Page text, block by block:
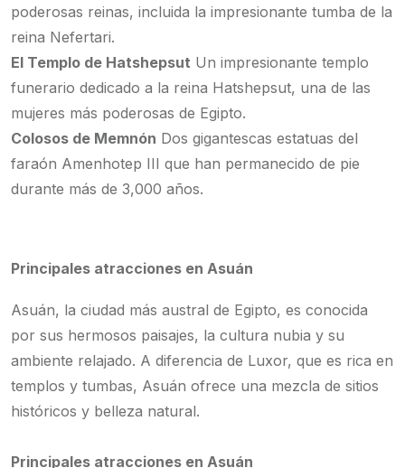
poderosas reinas, incluida la impresionante tumba de la
reina Nefertari.
El Templo de Hatshepsut Un impresionante templo
funerario dedicado a la reina Hatshepsut, una de las
mujeres más poderosas de Egipto.
Colosos de Memnón Dos gigantescas estatuas del
faraón Amenhotep III que han permanecido de pie
durante más de 3,000 años.
Principales atracciones en Asuán
Asuán, la ciudad más austral de Egipto, es conocida
por sus hermosos paisajes, la cultura nubia y su
ambiente relajado. A diferencia de Luxor, que es rica en
templos y tumbas, Asuán ofrece una mezcla de sitios
históricos y belleza natural.
Principales atracciones en Asuán